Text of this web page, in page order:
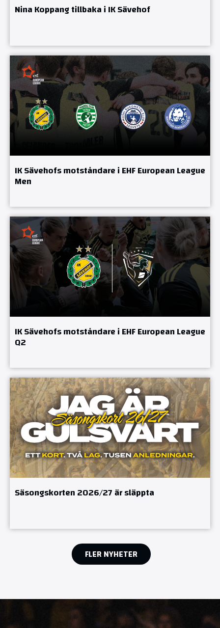
Nina Koppang tillbaka i IK Sävehof
IK Sävehofs motståndare i EHF European League
Men
IK Sävehofs motståndare i EHF European League
Q2
Säsongskorten 2026/27 är släppta
FLER NYHETER